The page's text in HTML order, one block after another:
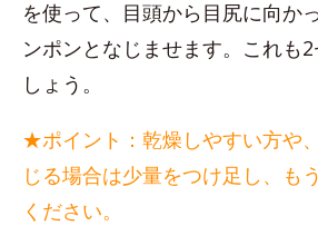
を使って、目頭から目尻に向か
ンポンとなじませます。これも
しょう。
★ポイント：乾燥しやすい方や
じる場合は少量をつけ足し、も
ください。